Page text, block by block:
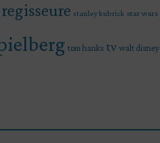
regisseure stanley kubrick star wars
tom hanks tv walt disney